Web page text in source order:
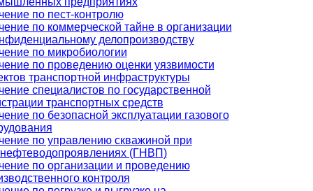
по пест-контролю
по коммерческой тайне в организации
делопроизводству
по микробиологии
по проведению оценки уязвимости
транспортной инфраструктуры
специалистов по государственной
транспортных средств
по безопасной эксплуатации газового
по управлению скважиной при
(ГНВП)
по организации и проведению
контроля